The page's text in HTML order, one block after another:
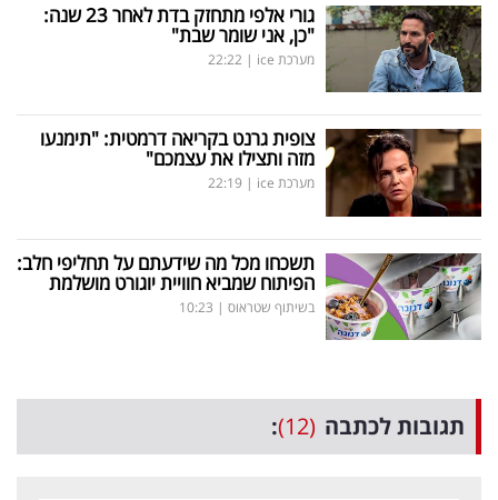
גורי אלפי מתחזק בדת לאחר 23 שנה:
"כן, אני שומר שבת"
מערכת ice |
22:22
צופית גרנט בקריאה דרמטית: "תימנעו
מזה ותצילו את עצמכם"
מערכת ice |
22:19
תשכחו מכל מה שידעתם על תחליפי חלב:
הפיתוח שמביא חוויית יוגורט מושלמת
בשיתוף שטראוס |
10:23
תגובות לכתבה (12)
: